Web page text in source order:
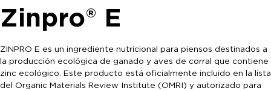
Zinpro® E
ZINPRO E es un ingrediente nutricional para piensos destinados a
la producción ecológica de ganado y aves de corral que contiene
zinc ecológico. Este producto está oficialmente incluido en la lista
del Organic Materials Review Institute (OMRI) y autorizado para